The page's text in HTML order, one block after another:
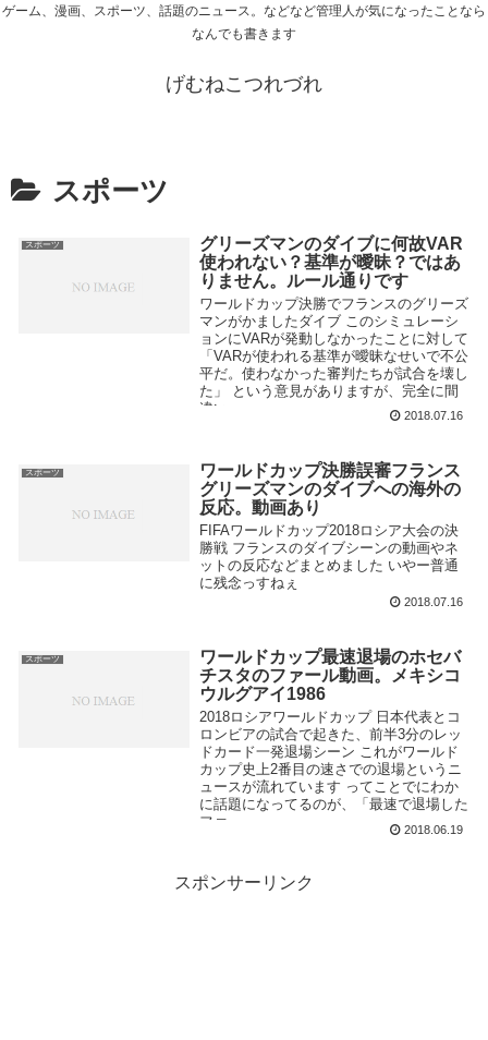
ゲーム、漫画、スポーツ、話題のニュース。などなど管理人が気になったことなら
なんでも書きます
げむねこつれづれ
スポーツ
スポーツ
グリーズマンのダイブに何故VAR
使われない？基準が曖昧？ではあ
りません。ルール通りです
ワールドカップ決勝でフランスのグリーズ
マンがかましたダイブ このシミュレーシ
ョンにVARが発動しなかったことに対して
「VARが使われる基準が曖昧なせいで不公
平だ。使わなかった審判たちが試合を壊し
た」 という意見がありますが、完全に間
違い...
2018.07.16
スポーツ
ワールドカップ決勝誤審フランス
グリーズマンのダイブへの海外の
反応。動画あり
FIFAワールドカップ2018ロシア大会の決
勝戦 フランスのダイブシーンの動画やネ
ットの反応などまとめました いやー普通
に残念っすねぇ
2018.07.16
スポーツ
ワールドカップ最速退場のホセバ
チスタのファール動画。メキシコ
ウルグアイ1986
2018ロシアワールドカップ 日本代表とコ
ロンビアの試合で起きた、前半3分のレッ
ドカード一発退場シーン これがワールド
カップ史上2番目の速さでの退場というニ
ュースが流れています ってことでにわか
に話題になってるのが、「最速で退場した
ファ...
2018.06.19
スポンサーリンク